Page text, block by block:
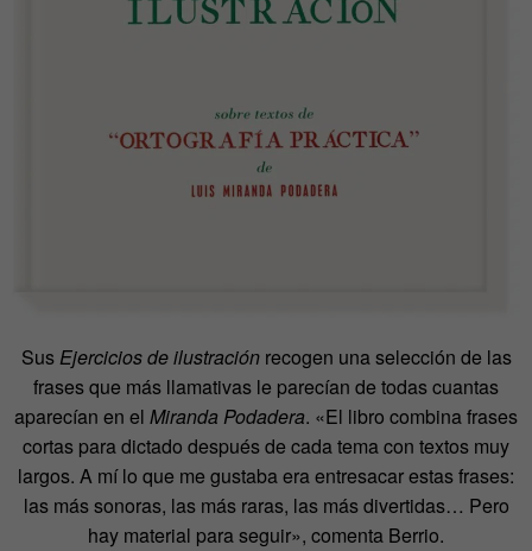
SusEjercicios de ilustraciónrecogen una selección de las
frases que más llamativas le parecían de todas cuantas
aparecían en el Miranda Podadera. «El libro combina frases
cortas para dictado después de cada tema con textos muy
largos. A mí lo que me gustaba era entresacar estas frases:
las más sonoras, las más raras, las más divertidas… Pero
hay material para seguir», comenta Berrio.